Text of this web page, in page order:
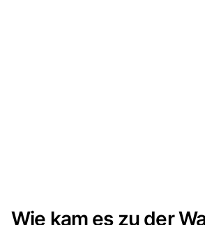
Wie kam es zu der